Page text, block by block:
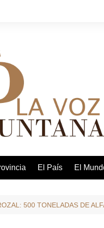
El País El
500 TONELADAS DE